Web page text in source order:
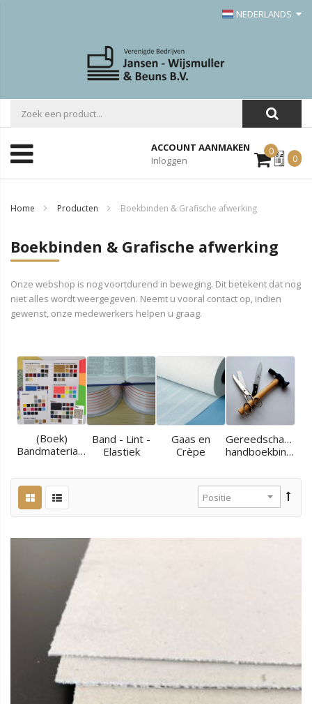
NEDERLANDS
ACCOUNT AANMAKEN
Inloggen
0Mijn
Offerte
0
Home Producten Boekbinden & Grafische afwerking
Boekbinden & Grafische afwerking
Onze webshop is nog voortdurend in beweging. Dit betekent dat nog
niet alles wordt weergegeven. Neemt u vooral contact op, indien
gewenst, onze medewerkers helpen u graag.
(Boek)
Bandmaterialen
Band - Lint -
Elastiek
Gaas en
Crèpe
Gereedschappen
handboekbinder